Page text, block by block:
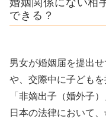
できる？
男女が婚姻届を提出
や、交際中に子ども
「非嫡出子（婚外子
日本の法律において